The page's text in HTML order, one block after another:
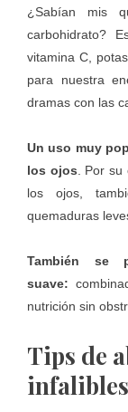
¿Sabían mis
carbohidrato?
vitamina C,
para nuestra
dramas con las
Un uso muy
los ojos . Por
los ojos,
quemaduras
También se
suave:
nutrición sin
Tips de